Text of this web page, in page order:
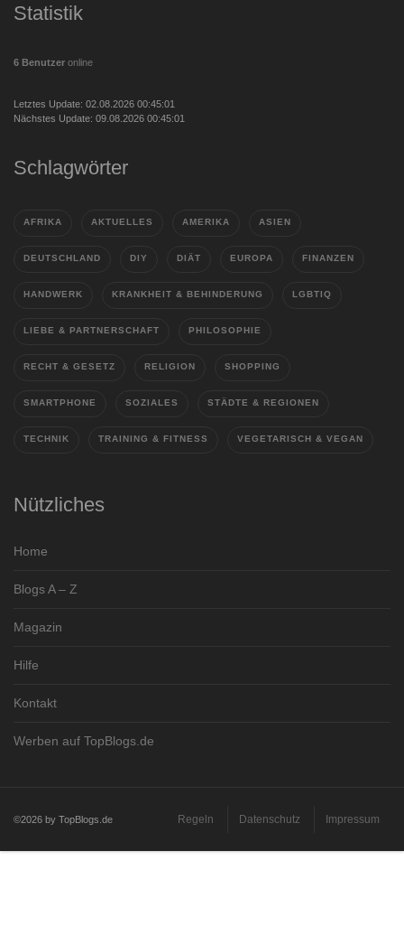
Statistik
6 Benutzer online
Letztes Update: 02.08.2026 00:45:01
Nächstes Update: 09.08.2026 00:45:01
Schlagwörter
AFRIKA AKTUELLES AMERIKA ASIEN
DEUTSCHLAND DIY DIÄT EUROPA FINANZEN
HANDWERK KRANKHEIT & BEHINDERUNG LGBTIQ
LIEBE & PARTNERSCHAFT PHILOSOPHIE
RECHT & GESETZ RELIGION SHOPPING
SMARTPHONE SOZIALES STÄDTE & REGIONEN
TECHNIK TRAINING & FITNESS VEGETARISCH & VEGAN
Nützliches
Home
Blogs A – Z
Magazin
Hilfe
Kontakt
Werben auf TopBlogs.de
©2026 by TopBlogs.de Regeln Datenschutz Impressum